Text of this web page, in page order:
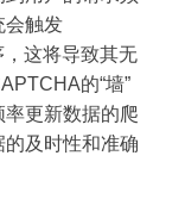
会触发
这将导致其无
的“墙”
更新数据的爬
及时性和准确